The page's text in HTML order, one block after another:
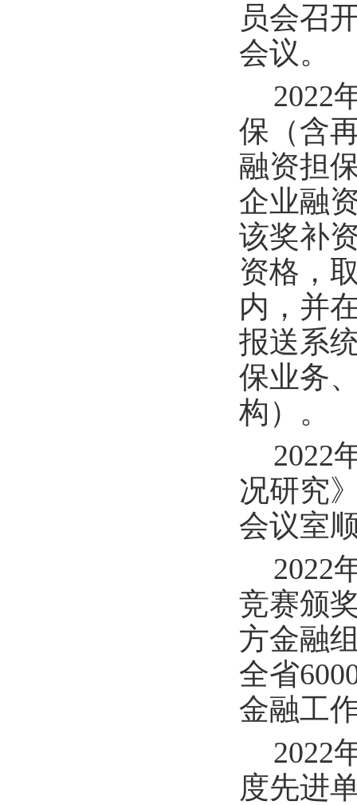
员会召
会议。
2022
保（含
融资担
企业融
该奖补
资格，
内，并
报送系
保业务
构）。
2022
况研究
会议室
2022
竞赛颁
方金融
全省
金融工
2022
度先进